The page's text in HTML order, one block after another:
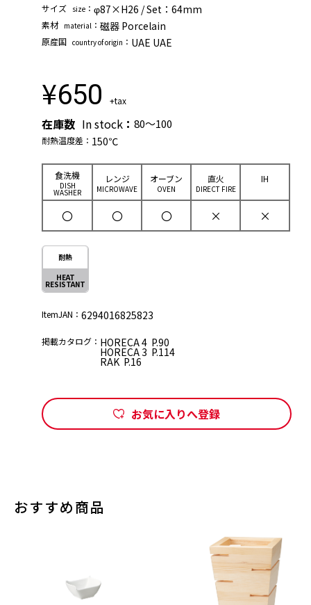
サイズ size ： φ87×H26 / Set：64mm
素材 material ： 磁器 Porcelain
原産国 country of origin ： UAE UAE
¥650 +tax
在庫数 In stock ： 80～100
耐熱温度差： 150℃
⾷洗機
DISH
WASHER
レンジ
MICROWAVE
オーブン
OVEN
直⽕
DIRECT FIRE
IH
〇 〇 〇 × ×
耐熱
HEAT
RESISTANT
ItemJAN： 6294016825823
掲載カタログ： HORECA 4 P.90
HORECA 3 P.114
RAK P.16
お気に入りへ登録
おすすめ商品